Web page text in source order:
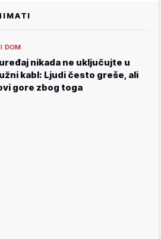
DOM
nikada ne uključujte u
kabl: Ljudi često greše, ali
gore zbog toga